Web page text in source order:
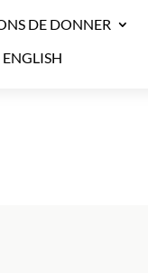
DE DONNER
ENGLISH